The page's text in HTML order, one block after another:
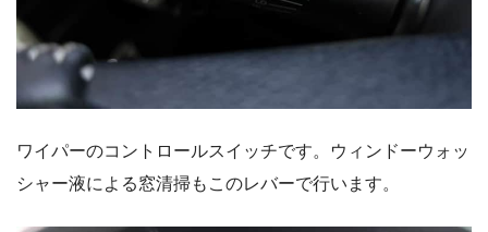
ワイパーのコントロールスイッチです。ウィンドーウォッ
シャー液による窓清掃もこのレバーで行います。